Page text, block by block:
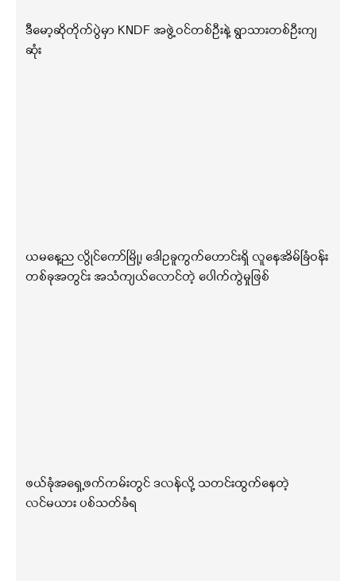
ဒီမော့ဆိုတိုက်ပွဲမှာ KNDF အဖွဲ့ဝင်တစ်ဦးနဲ့ ရွာသားတစ်ဦးကျ
ဆုံး
ယမနေ့ည လွိုင်ကော်မြို့၊ ဒေါဥခူကွက်ဟောင်းရှိ လူနေအိမ်ခြံဝန်း
တစ်ခုအတွင်း အသံကျယ်လောင်တဲ့ ပေါက်ကွဲမှုဖြစ်
ဖယ်ခုံအရှေ့ဖက်ကမ်းတွင် ဒလန်လို့ သတင်းထွက်နေတဲ့
လင်မယား ပစ်သတ်ခံရ